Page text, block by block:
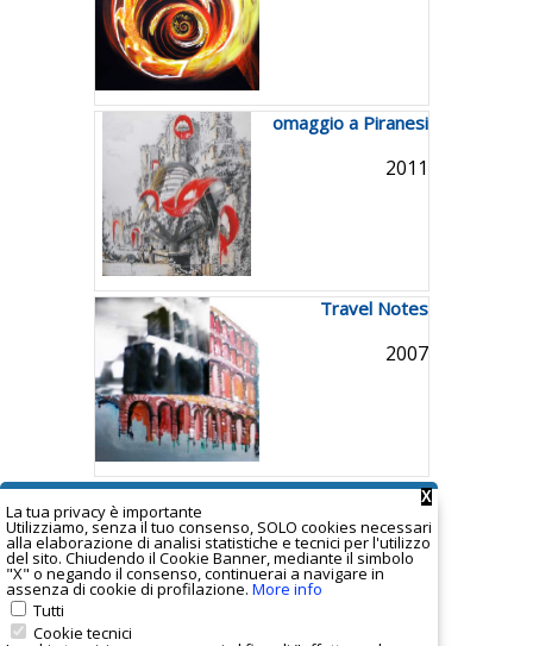
omaggio a Piranesi
2011
Travel Notes
2007
Red in the cage
2006
X
La tua privacy è importante
Utilizziamo, senza il tuo consenso, SOLO cookies necessari
alla elaborazione di analisi statistiche e tecnici per l'utilizzo
del sito. Chiudendo il Cookie Banner, mediante il simbolo
"X" o negando il consenso, continuerai a navigare in
assenza di cookie di profilazione. More info
Tutti
Cookie tecnici